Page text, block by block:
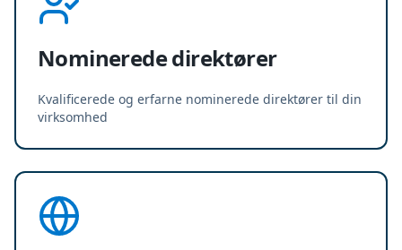
Nominerede direktører
Kvalificerede og erfarne nominerede direktører til din
virksomhed